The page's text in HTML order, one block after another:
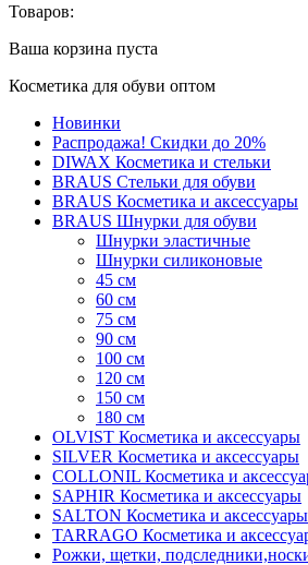
Товаров:
Ваша корзина пуста
Косметика для обуви оптом
Новинки
Распродажа! Скидки до 20%
DIWAX Косметика и стельки
BRAUS Стельки для обуви
BRAUS Косметика и аксессуары
BRAUS Шнурки для обуви
Шнурки эластичные
Шнурки силиконовые
45 см
60 см
75 см
90 см
100 см
120 см
150 см
180 см
OLVIST Косметика и аксессуары
SILVER Косметика и аксессуары
COLLONIL Косметика и
SAPHIR Косметика и аксессуары
SALTON Косметика и аксессуары
TARRAGO Косметика и
Рожки, щетки,